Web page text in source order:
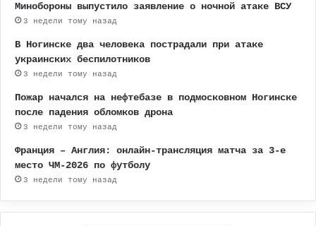
Минобороны выпустило заявление о ночной атаке ВСУ
3 недели тому назад
В Ногинске два человека пострадали при атаке
украинских беспилотников
3 недели тому назад
Пожар начался на нефтебазе в подмосковном Ногинске
после падения обломков дрона
3 недели тому назад
Франция – Англия: онлайн-трансляция матча за 3-е
место ЧМ-2026 по футболу
3 недели тому назад